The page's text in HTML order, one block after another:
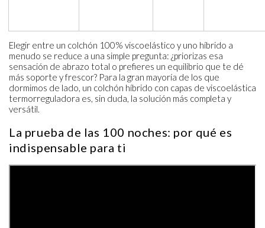
Elegir entre un colchón 100% viscoelástico y uno híbrido a
menudo se reduce a una simple pregunta: ¿priorizas esa
sensación de abrazo total o prefieres un equilibrio que te dé
más soporte y frescor? Para la gran mayoría de los que
dormimos de lado, un colchón híbrido con capas de viscoelástica
termorreguladora es, sin duda, la solución más completa y
versátil.
La prueba de las 100 noches: por qué es
indispensable para ti